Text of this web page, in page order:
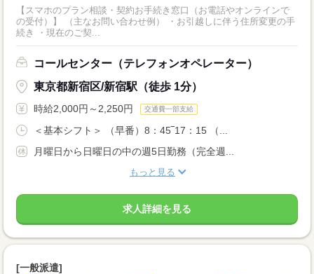
【スマホのプラン相談・契約お手続き窓口（お電話やオンラインで
の受付）】 （主なお問い合わせ例） ・お引越しに伴う住所変更の手
続き ・現在のご契...
コールセンター（テレフォンオペレーター）
東京都新宿区/新宿駅（徒歩 1分）
時給2,000円～2,250円 交通費一部支給
＜基本シフト＞ （早番）8：45‾17：15 （...
月曜日から日曜日の中の週5日勤務（完全週...
もっと見る
求人詳細を見る
[一般派遣]